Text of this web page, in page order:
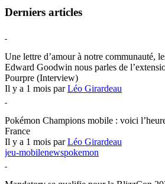
Derniers articles
Une lettre d’amour à notre communauté,
Edward Goodwin nous parles de
Pourpre (Interview)
Il y a 1 mois parLéo Girardeau
Pokémon Champions mobile : voici
France
Il y a 1 mois parLéo Girardeau
jeu-mobilenewspokemon